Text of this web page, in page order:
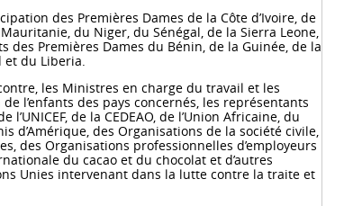
des Premières Dames de la Côte d’Ivoire, de
du Niger, du Sénégal, de la Sierra Leone,
des Premières Dames du Bénin, de la Guinée, de la
et du Liberia.
les Ministres en charge du travail et les
l’enfants des pays concernés, les représentants
de la CEDEAO, de l’Union Africaine, du
d’Amérique, des Organisations de la société civile,
des Organisations professionnelles d’employeurs
du cacao et du chocolat et d’autres
Unies intervenant dans la lutte contre la traite et